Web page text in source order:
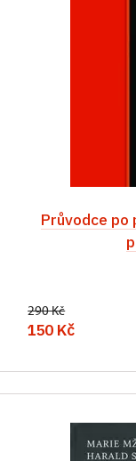
Průvodce po
290 Kč
150 Kč